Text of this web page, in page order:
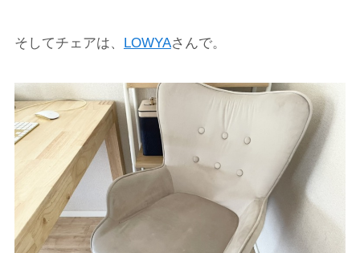
そしてチェアは、 LOWYAさんで。